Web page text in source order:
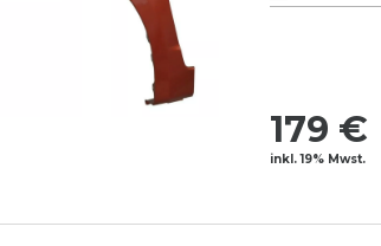
179 €
inkl. 19% Mwst.